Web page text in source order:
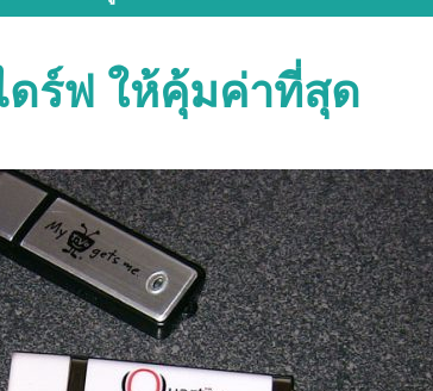
ดร์ฟ ให้คุ้มค่าที่สุด